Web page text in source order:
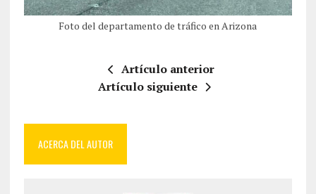
Foto del departamento de tráfico en Arizona
Artículo anterior
Artículo siguiente
ACERCA DEL AUTOR